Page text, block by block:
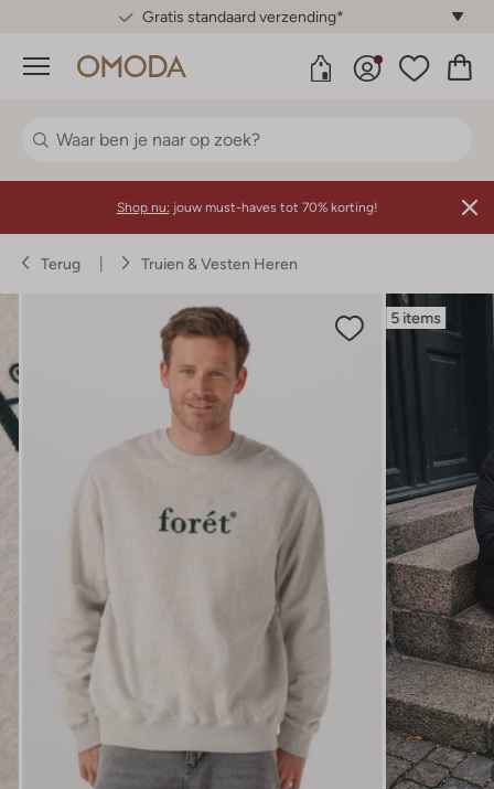
Gratis standaard verzending*
Menu
Shop nu: jouw must-haves tot 70% korting!
Terug Truien & Vesten Heren
5 items